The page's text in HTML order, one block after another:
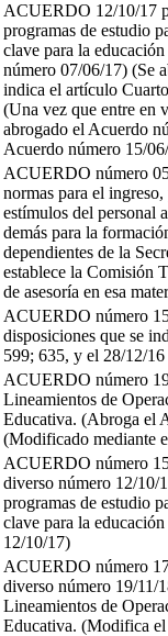
ACUERDO 12/10/17
programas de estudio
clave para la
número 07/06/17) (Se
indica el artículo
(Una vez que entre en
abrogado el Acuerdo
Acuerdo número 15/
ACUERDO número
normas para el
estímulos del personal
demás para la
dependientes de la
establece la Comisión
de asesoría en esa
ACUERDO número
disposiciones que se
599; 635, y el 28/12/16
ACUERDO número
Lineamientos de
Educativa. (Abroga el
(Modificado mediante
ACUERDO número
diverso número 12/10/
programas de estudio
clave para la
12/10/17)
ACUERDO número
diverso número 19/11/
Lineamientos de
Educativa. (Modifica